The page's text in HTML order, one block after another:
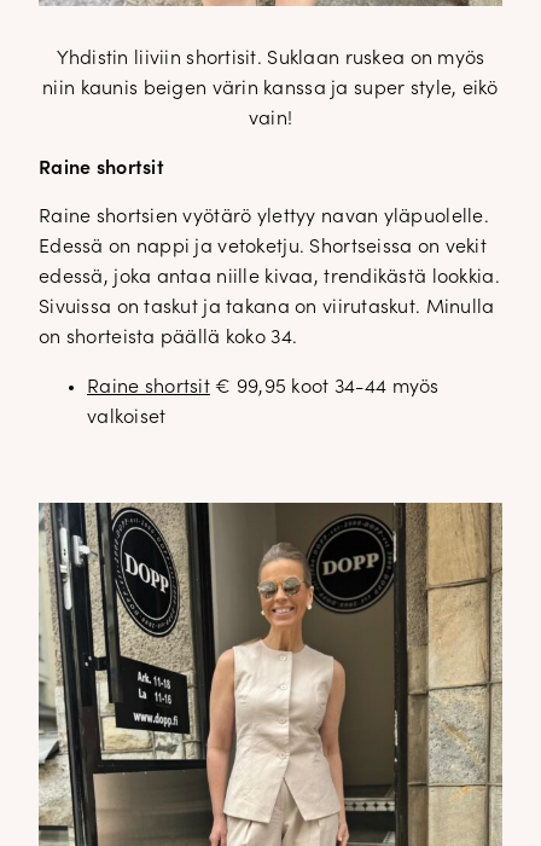
Yhdistin liiviin shortisit. Suklaan ruskea on myös
niin kaunis beigen värin kanssa ja super style, eikö
vain!
Raine shortsit
Raine shortsien vyötärö ylettyy navan yläpuolelle.
Edessä on nappi ja vetoketju. Shortseissa on vekit
edessä, joka antaa niille kivaa, trendikästä lookkia.
Sivuissa on taskut ja takana on viirutaskut. Minulla
on shorteista päällä koko 34.
Raine shortsit€ 99,95 koot 34-44 myös
valkoiset